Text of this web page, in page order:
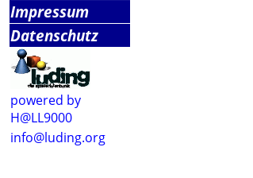
Impressum
Datenschutz
powered by
H@LL9000
info@luding.org